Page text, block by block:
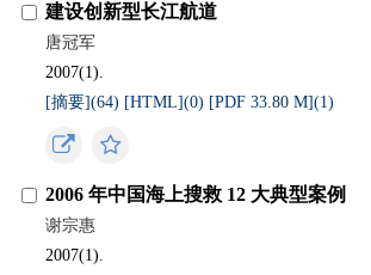
建设创新型长江航道
唐冠军
2007(1).
[摘要](64) [HTML](0) [PDF 33.80 M](1)
2006 年中国海上搜救 12 大典型案例
谢宗惠
2007(1).